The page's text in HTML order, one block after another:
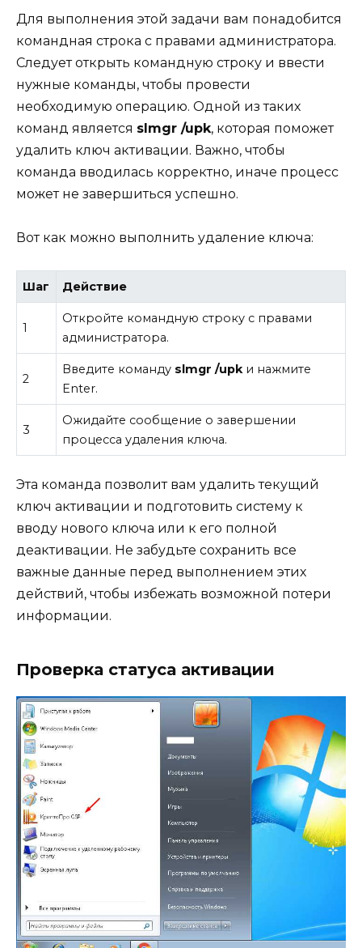
Для выполнения этой задачи вам понадобится
командная строка с правами администратора.
Следует открыть командную строку и ввести
нужные команды, чтобы провести
необходимую операцию. Одной из таких
команд является slmgr /upk, которая поможет
удалить ключ активации. Важно, чтобы
команда вводилась корректно, иначе процесс
может не завершиться успешно.
Вот как можно выполнить удаление ключа:
Шаг Действие
1
Откройте командную строку с правами
администратора.
2
Введите команду slmgr /upkи нажмите
Enter.
3
Ожидайте сообщение о завершении
процесса удаления ключа.
Эта команда позволит вам удалить текущий
ключ активации и подготовить систему к
вводу нового ключа или к его полной
деактивации. Не забудьте сохранить все
важные данные перед выполнением этих
действий, чтобы избежать возможной потери
информации.
Проверка статуса активации